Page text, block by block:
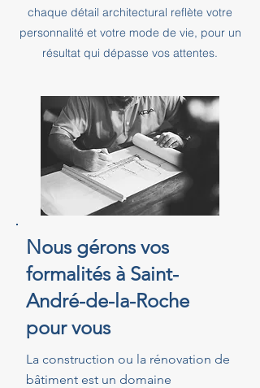
chaque détail architectural reflète votre
personnalité et votre mode de vie, pour un
résultat qui dépasse vos attentes.
Nous gérons vos
formalités à Saint-
André-de-la-Roche
pour vous
La construction ou la rénovation de
bâtiment est un domaine